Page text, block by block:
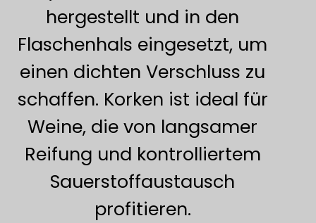
hergestellt und in den
Flaschenhals eingesetzt, um
einen dichten Verschluss zu
schaffen. Korken ist ideal für
Weine, die von langsamer
Reifung und kontrolliertem
Sauerstoffaustausch
profitieren.